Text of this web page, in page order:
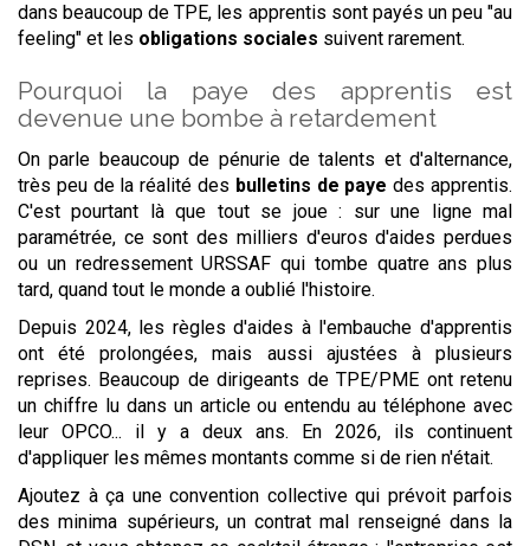
dans beaucoup de TPE, les apprentis sont payés un peu "au
feeling" et les obligations sociales suivent rarement.
Pourquoi la paye des apprentis est
devenue une bombe à retardement
On parle beaucoup de pénurie de talents et d'alternance,
très peu de la réalité des bulletins de paye des apprentis.
C'est pourtant là que tout se joue : sur une ligne mal
paramétrée, ce sont des milliers d'euros d'aides perdues
ou un redressement URSSAF qui tombe quatre ans plus
tard, quand tout le monde a oublié l'histoire.
Depuis 2024, les règles d'aides à l'embauche d'apprentis
ont été prolongées, mais aussi ajustées à plusieurs
reprises. Beaucoup de dirigeants de TPE/PME ont retenu
un chiffre lu dans un article ou entendu au téléphone avec
leur OPCO... il y a deux ans. En 2026, ils continuent
d'appliquer les mêmes montants comme si de rien n'était.
Ajoutez à ça une convention collective qui prévoit parfois
des minima supérieurs, un contrat mal renseigné dans la